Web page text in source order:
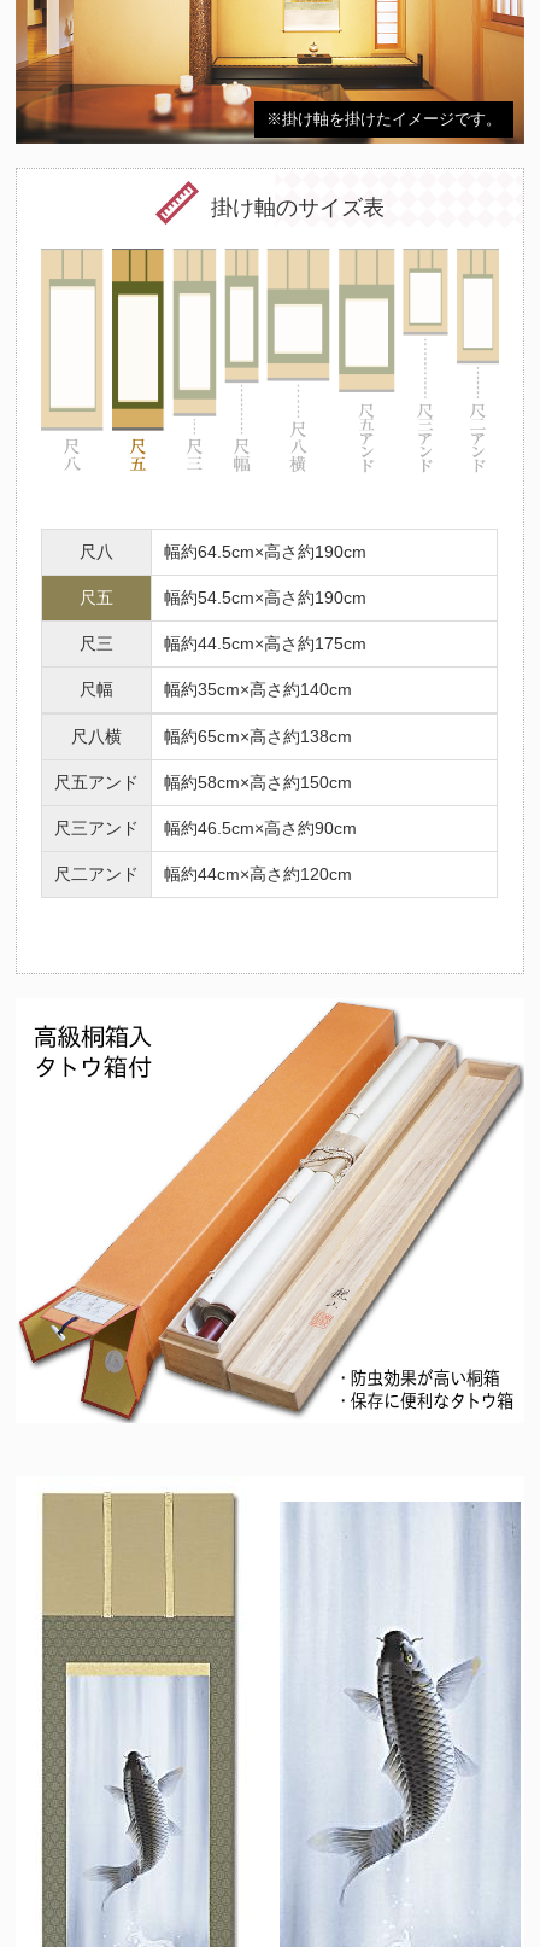
※掛け軸を掛けたイメージです。
掛け軸のサイズ表
尺八 幅約64.5cm×高さ約190cm
尺五 幅約54.5cm×高さ約190cm
尺三 幅約44.5cm×高さ約175cm
尺幅 幅約35cm×高さ約140cm
尺八横 幅約65cm×高さ約138cm
尺五アンド 幅約58cm×高さ約150cm
尺三アンド 幅約46.5cm×高さ約90cm
尺二アンド 幅約44cm×高さ約120cm